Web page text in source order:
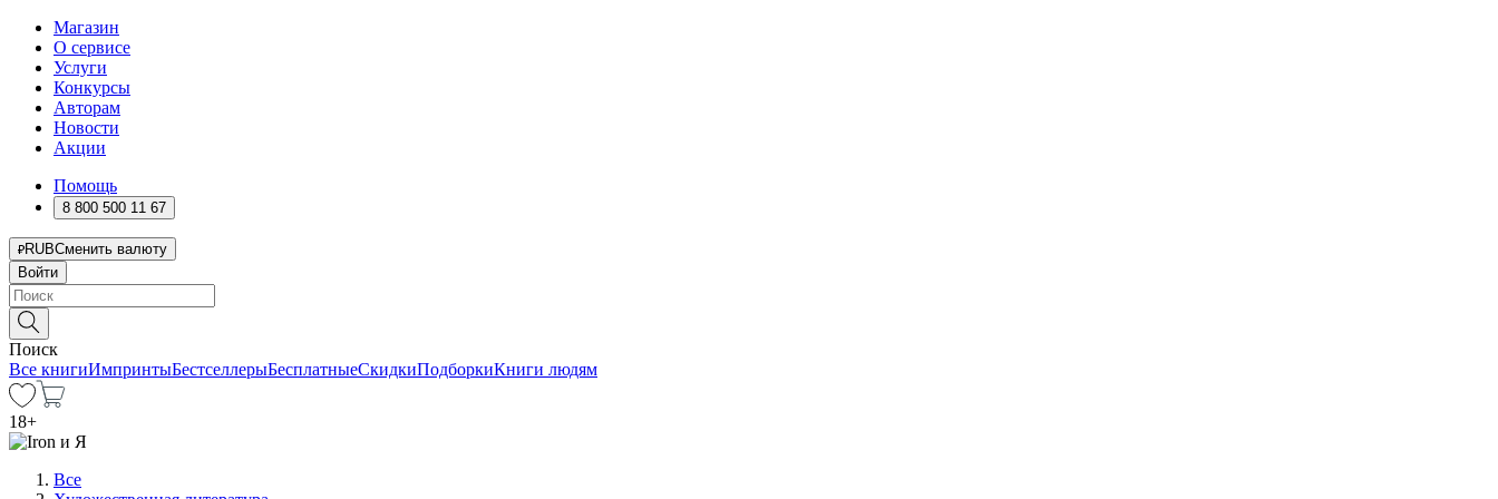
Магазин
О сервисе
Услуги
Конкурсы
Авторам
Новости
Акции
Помощь
8 800 500 11 67
RUBСменить валюту
Войти
Поиск
Все книгиИмпринтыБестселлерыБесплатныеСкидкиПодборкиКниги людям
18+
Все